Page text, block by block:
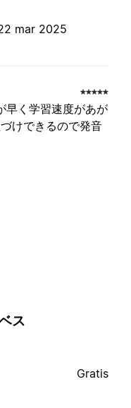
mar 2025
早く学習速度があが
けできるので発音
ス
Gratis